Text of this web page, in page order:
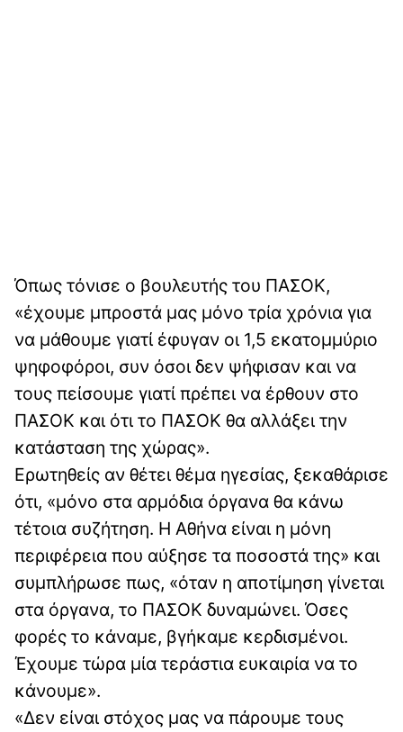
Όπως τόνισε ο βουλευτής του ΠΑΣΟΚ,
«έχουμε μπροστά μας μόνο τρία χρόνια για
να μάθουμε γιατί έφυγαν οι 1,5 εκατομμύριο
ψηφοφόροι, συν όσοι δεν ψήφισαν και να
τους πείσουμε γιατί πρέπει να έρθουν στο
ΠΑΣΟΚ και ότι το ΠΑΣΟΚ θα αλλάξει την
κατάσταση της χώρας».
Ερωτηθείς αν θέτει θέμα ηγεσίας, ξεκαθάρισε
ότι, «μόνο στα αρμόδια όργανα θα κάνω
τέτοια συζήτηση. Η Αθήνα είναι η μόνη
περιφέρεια που αύξησε τα ποσοστά της» και
συμπλήρωσε πως, «όταν η αποτίμηση γίνεται
στα όργανα, το ΠΑΣΟΚ δυναμώνει. Όσες
φορές το κάναμε, βγήκαμε κερδισμένοι.
Έχουμε τώρα μία τεράστια ευκαιρία να το
κάνουμε».
«Δεν είναι στόχος μας να πάρουμε τους